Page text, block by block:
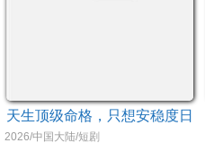
天生顶级命格，只想安稳度日
2026/中国大陆/短剧